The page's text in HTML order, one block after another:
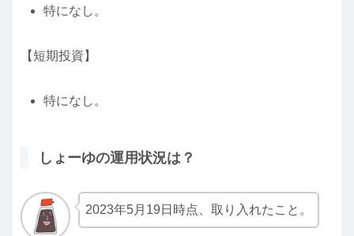
特になし。
【短期投資】
特になし。
しょーゆの運用状況は？
2023年5月19日時点、取り入れたこと。